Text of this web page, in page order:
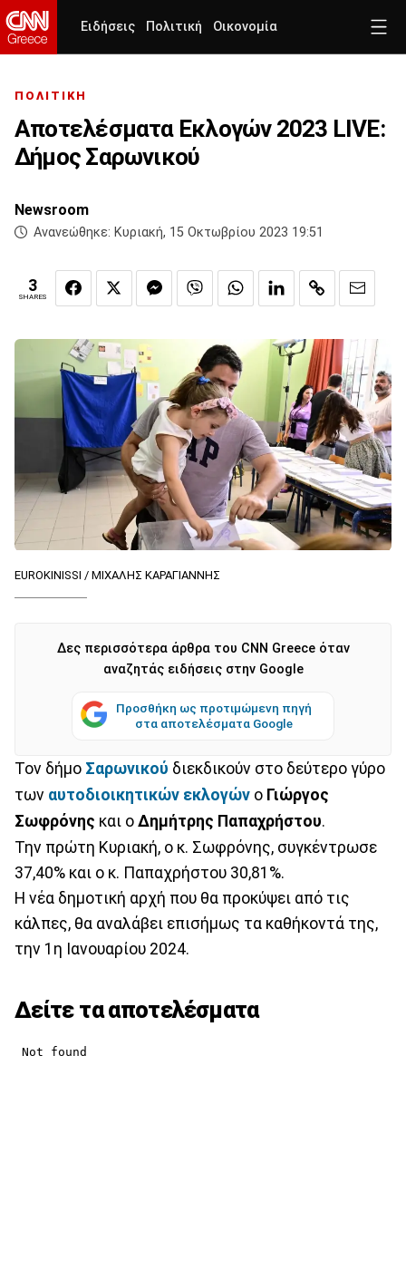
Ειδήσεις Πολιτική Οικονομία
ΠΟΛΙΤΙΚΗ
Αποτελέσματα Εκλογών 2023 LIVE:
Δήμος Σαρωνικού
Newsroom
Ανανεώθηκε: Κυριακή, 15 Οκτωβρίου 2023 19:51
3
SHARES
EUROKINISSI / ΜΙΧΑΛΗΣ ΚΑΡΑΓΙΑΝΝΗΣ
Δες περισσότερα άρθρα του CNN Greece όταν
αναζητάς ειδήσεις στην Google
Προσθήκη ως προτιμώμενη πηγή
στα αποτελέσματα Google
Τον δήμο Σαρωνικού διεκδικούν στο δεύτερο γύρο
των αυτοδιοικητικών εκλογών ο Γιώργος
Σωφρόνης και ο Δημήτρης Παπαχρήστου.
Την πρώτη Κυριακή, ο κ. Σωφρόνης, συγκέντρωσε
37,40% και ο κ. Παπαχρήστου 30,81%.
Η νέα δημοτική αρχή που θα προκύψει από τις
κάλπες, θα αναλάβει επισήμως τα καθήκοντά της,
την 1η Ιανουαρίου 2024.
Δείτε τα αποτελέσματα